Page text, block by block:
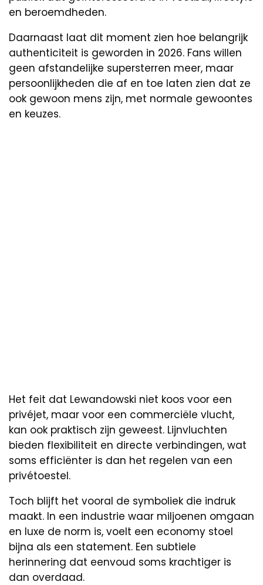
en beroemdheden.
Daarnaast laat dit moment zien hoe belangrijk
authenticiteit is geworden in 2026. Fans willen
geen afstandelijke supersterren meer, maar
persoonlijkheden die af en toe laten zien dat ze
ook gewoon mens zijn, met normale gewoontes
en keuzes.
Het feit dat Lewandowski niet koos voor een
privéjet, maar voor een commerciële vlucht,
kan ook praktisch zijn geweest. Lijnvluchten
bieden flexibiliteit en directe verbindingen, wat
soms efficiënter is dan het regelen van een
privétoestel.
Toch blijft het vooral de symboliek die indruk
maakt. In een industrie waar miljoenen omgaan
en luxe de norm is, voelt een economy stoel
bijna als een statement. Een subtiele
herinnering dat eenvoud soms krachtiger is
dan overdaad.